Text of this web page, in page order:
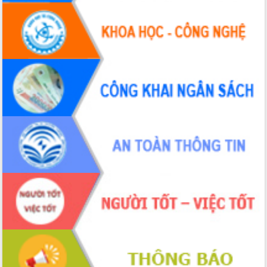
UBND tỉnh họp báo định kỳ tháng 4
năm 2026
Hội thảo khoa học “Giải pháp thúc đẩy
phát triển nền kinh tế xanh tại tỉnh
Đắk Lắk”
Tăng cường giám sát, đôn đốc thực
hiện nhiệm vụ quản lý tài sản công
hàng tuần
Tháo gỡ những vướng mắc, đẩy mạnh
công tác cải cách thủ tục hành chính
tại Trung tâm Phục vụ hành chính
công tỉnh
Đắk Lắk: Tôn vinh 46 giải pháp tại Hội
thi Sáng tạo Kỹ thuật 2024 - 2025
Đắk Lắk rà soát, điều chỉnh Đề án 190
về phát triển nuôi trồng thủy sản
Phó Chủ tịch UBND tỉnh Đắk Lắk
Trương Công Thái kiểm tra thực địa
Dự án cao tốc Khánh Hòa - Buôn Ma
Thuột